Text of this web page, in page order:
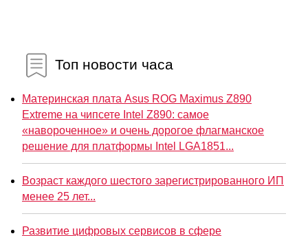
Топ новости часа
Материнская плата Asus ROG Maximus Z890
Extreme на чипсете Intel Z890: самое
«навороченное» и очень дорогое флагманское
решение для платформы Intel LGA1851...
Возраст каждого шестого зарегистрированного ИП
менее 25 лет...
Развитие цифровых сервисов в сфере